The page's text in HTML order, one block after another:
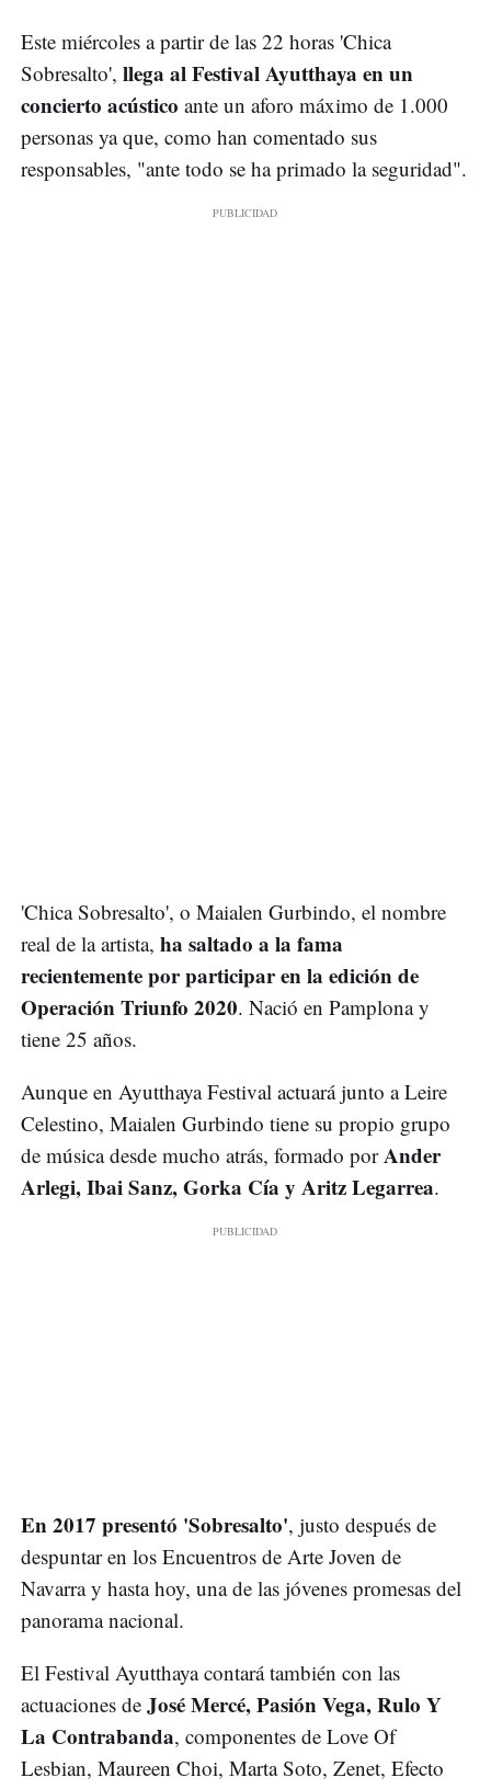
Este miércoles a partir de las 22 horas 'Chica
Sobresalto', llega al Festival Ayutthaya en un
concierto acústico ante un aforo máximo de 1.000
personas ya que, como han comentado sus
responsables, "ante todo se ha primado la seguridad".
'Chica Sobresalto', o Maialen Gurbindo, el nombre
real de la artista, ha saltado a la fama
recientemente por participar en la edición de
Operación Triunfo 2020. Nació en Pamplona y
tiene 25 años.
Aunque en Ayutthaya Festival actuará junto a Leire
Celestino, Maialen Gurbindo tiene su propio grupo
de música desde mucho atrás, formado porAnder
Arlegi, Ibai Sanz, Gorka Cía y Aritz Legarrea.
En 2017 presentó 'Sobresalto', justo después de
despuntar en los Encuentros de Arte Joven de
Navarra y hasta hoy, una de las jóvenes promesas del
panorama nacional.
El Festival Ayutthaya contará también con las
actuaciones de José Mercé, Pasión Vega, Rulo Y
La Contrabanda, componentes de Love Of
Lesbian, Maureen Choi, Marta Soto, Zenet, Efecto